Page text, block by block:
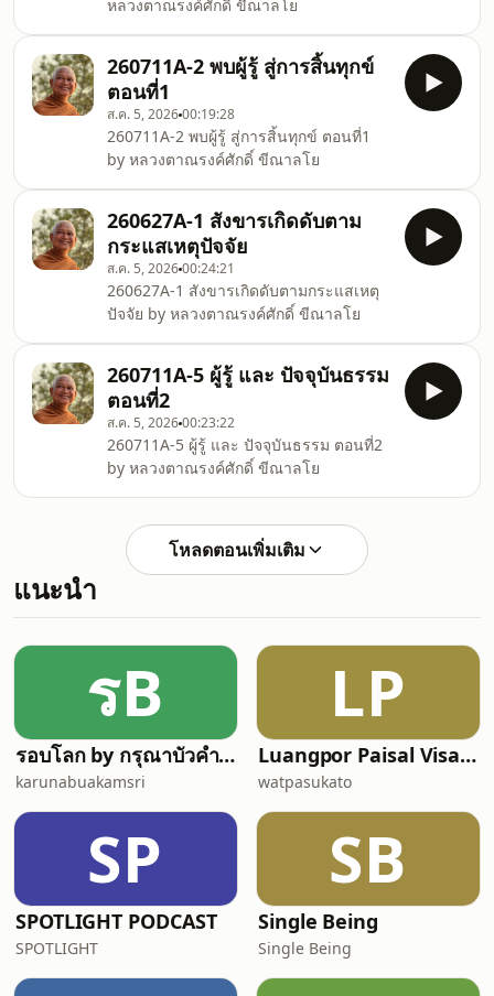
หลวงตาณรงค์ศักดิ์ ขีณาลโย
260711A-2 พบผู้รู้ สู่การสิ้นทุกข์
ตอนที่1
ส.ค. 5, 202600:19:28
260711A-2 พบผู้รู้ สู่การสิ้นทุกข์ ตอนที่1
by หลวงตาณรงค์ศักดิ์ ขีณาลโย
260627A-1 สังขารเกิดดับตาม
กระแสเหตุปัจจัย
ส.ค. 5, 202600:24:21
260627A-1 สังขารเกิดดับตามกระแสเหตุ
ปัจจัย by หลวงตาณรงค์ศักดิ์ ขีณาลโย
260711A-5 ผู้รู้ และ ปัจจุบันธรรม
ตอนที่2
ส.ค. 5, 202600:23:22
260711A-5 ผู้รู้ และ ปัจจุบันธรรม ตอนที่2
by หลวงตาณรงค์ศักดิ์ ขีณาลโย
โหลดตอนเพิ่มเติม
แนะนำ
รB
รอบโลก by กรุณาบัวคำศรี
karunabuakamsri
LP
Luangpor Paisal Visalo‘s Podcast (ธรรมะ จาก หลวงพ่อไพศาล วิสาโล)
watpasukato
SP
SPOTLIGHT PODCAST
SPOTLIGHT
SB
Single Being
Single Being